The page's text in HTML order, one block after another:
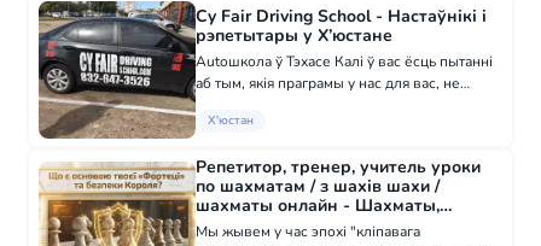
ё...
Cy Fair Driving School - Настаўнікі і
рэпетытары у Х’юстане
Autoшкола ў Тэхасе Калі ў вас ёсць пытанні
аб тым, якія праграмы у нас для вас, не
нам паведамленні. Мы звяжамся з вамі як
Х'юстан
Репетитор, тренер, учитель уроки
по шахматам / з шахів шахи /
шахматы онлайн - Шахматы,
Інтэрнэт-навучанне у ЗША
Мы жывем у час эпохі "кліпавага